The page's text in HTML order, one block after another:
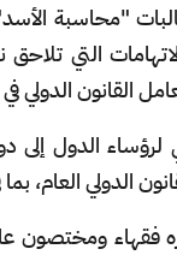
"محاسبة
2011 والاتهامات
القانون الدولي
لرؤساء الدول
الدولي العام،